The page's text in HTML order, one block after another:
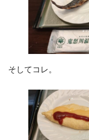
そしてコレ。